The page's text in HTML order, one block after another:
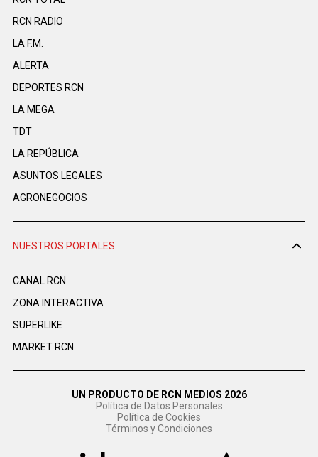
RCN RADIO
LA F.M.
ALERTA
DEPORTES RCN
LA MEGA
TDT
LA REPÚBLICA
ASUNTOS LEGALES
AGRONEGOCIOS
NUESTROS PORTALES
CANAL RCN
ZONA INTERACTIVA
SUPERLIKE
MARKET RCN
UN PRODUCTO DE RCN MEDIOS 2026
Política de Datos Personales
Política de Cookies
Términos y Condiciones